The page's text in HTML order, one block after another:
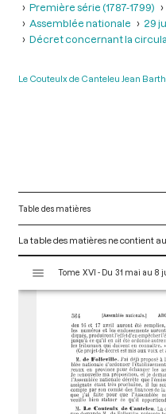
Première série (1787-1799)
Assemblée nationale
29
Décret concernant la
Le Couteulx de Canteleu Jean
Table des matières
La table des matières ne contient
s
Tome XVI - Du 31 mai au 8